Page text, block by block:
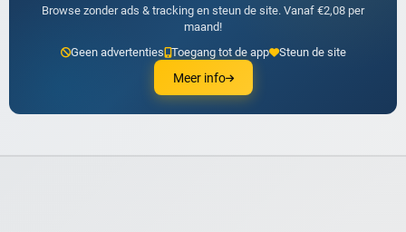
Browse zonder ads & tracking en steun de site. Vanaf €2,08 per
maand!
Geen advertenties Toegang tot de app Steun de site
Meer info